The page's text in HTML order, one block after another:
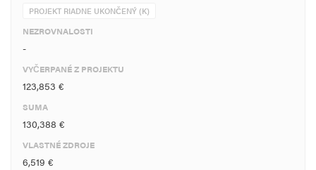
PROJEKT RIADNE UKONČENÝ (K)
NEZROVNALOSTI
-
VYČERPANÉ Z PROJEKTU
123,853 €
SUMA
130,388 €
VLASTNÉ ZDROJE
6,519 €